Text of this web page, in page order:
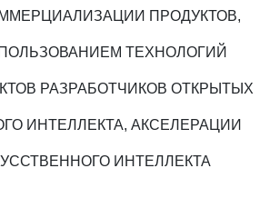
ПРОДУКТОВ,
ТЕХНОЛОГИЙ
РАЗРАБОТЧИКОВ ОТКРЫТЫХ
ИНТЕЛЛЕКТА, АКСЕЛЕРАЦИИ
ИНТЕЛЛЕКТА